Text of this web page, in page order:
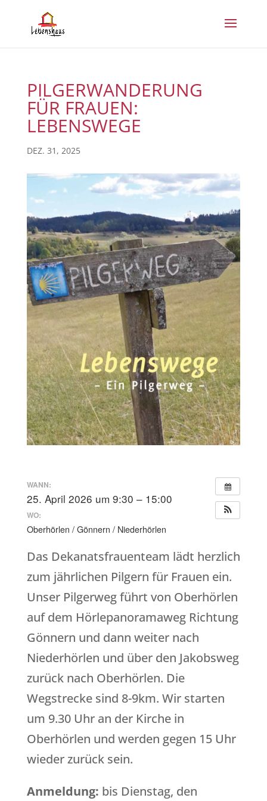
PILGERWANDERUNG
FÜR FRAUEN:
LEBENSWEGE
DEZ. 31, 2025
WANN:
25. April 2026 um 9:30 – 15:00
WO:
Oberhörlen / Gönnern / Niederhörlen
Das Dekanatsfrauenteam lädt herzlich
zum jährlichen Pilgern für Frauen ein.
Unser Pilgerweg führt von Oberhörlen
auf dem Hörlepanoramaweg Richtung
Gönnern und dann weiter nach
Niederhörlen und über den Jakobsweg
zurück nach Oberhörlen. Die
Wegstrecke sind 8-9km. Wir starten
um 9.30 Uhr an der Kirche in
Oberhörlen und werden gegen 15 Uhr
wieder zurück sein.
Anmeldung: bis Dienstag, den